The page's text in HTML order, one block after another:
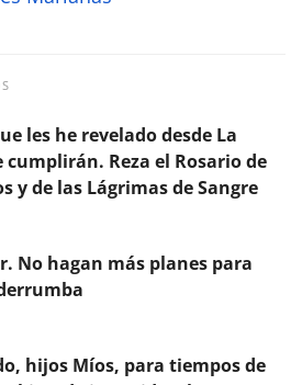
les he revelado desde La
Reza el Rosario de
y de las Lágrimas de Sangre
No hagan más planes para
hijos Míos, para tiempos de